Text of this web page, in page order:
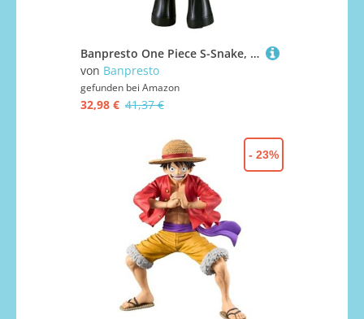
Banpresto One Piece S-Snake, Bandai Spirits DXF The Grandline-Serie Actionfigur
von Banpresto
gefunden bei Amazon
32,98 € 41,37 €
- 23%